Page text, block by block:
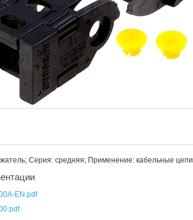
Серия: средняя; Применение: кабельные цепи
EN.pdf